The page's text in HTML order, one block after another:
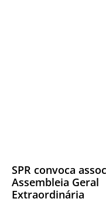
SPR convoca
Assembleia Geral
Extraordinária